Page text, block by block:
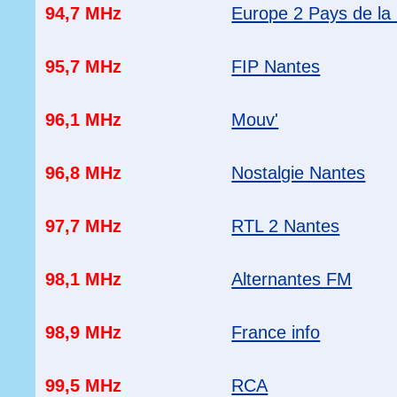
94,7 MHz Europe 2 Pays de la
95,7 MHz FIP Nantes
96,1 MHz Mouv'
96,8 MHz Nostalgie Nantes
97,7 MHz RTL 2 Nantes
98,1 MHz Alternantes FM
98,9 MHz France info
99,5 MHz RCA